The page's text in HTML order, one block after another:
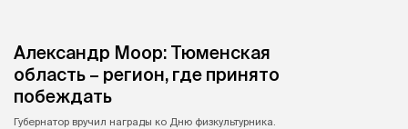
Александр Моор: Тюменская
область – регион, где принято
побеждать
Губернатор вручил награды ко Дню физкультурника.